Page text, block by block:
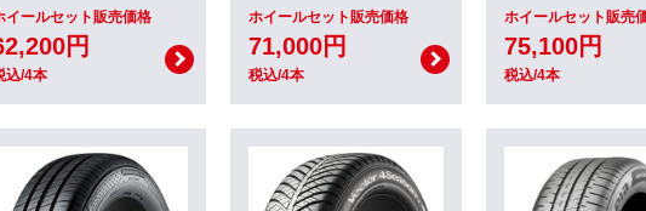
イールセット販売価格
円
込/4本
ホイールセット販売価格
71,000円
税込/4本
ホイールセット販売
75,100円
税込/4本